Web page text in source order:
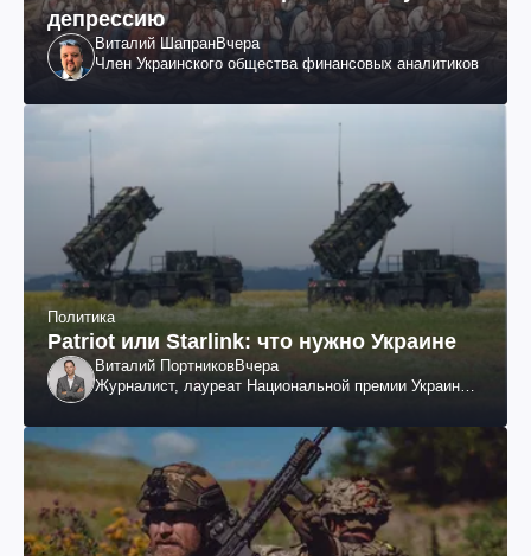
депрессию
Виталий ШапранВчера
Член Украинского общества финансовых аналитиков
Политика
Patriot или Starlink: что нужно Украине
Виталий ПортниковВчера
Журналист, лауреат Национальной премии Украины